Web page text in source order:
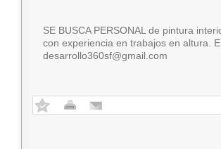
SE BUSCA PERSONAL de pintura
con experiencia en trabajos en altura.
desarrollo360sf@gmail.com